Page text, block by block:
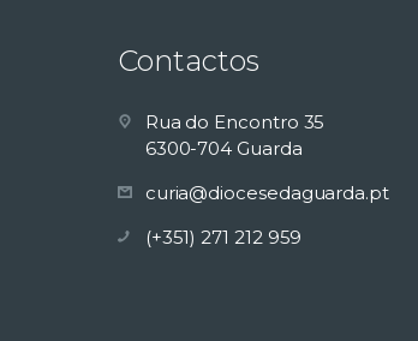
Contactos
Rua do Encontro 35
6300-704 Guarda
curia@diocesedaguarda.pt
(+351) 271 212 959